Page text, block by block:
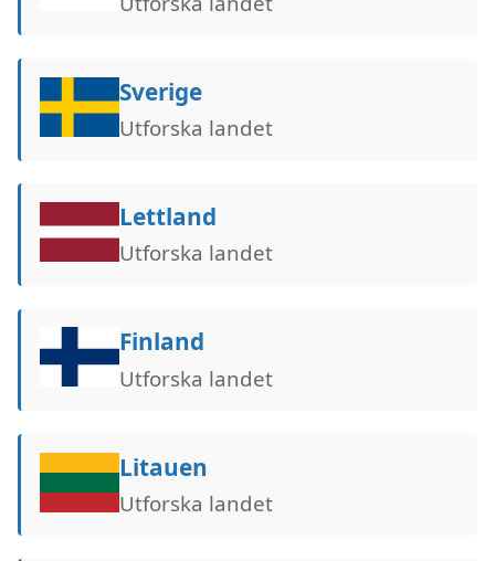
Sverige
Utforska landet
Lettland
Utforska landet
Finland
Utforska landet
Litauen
Utforska landet